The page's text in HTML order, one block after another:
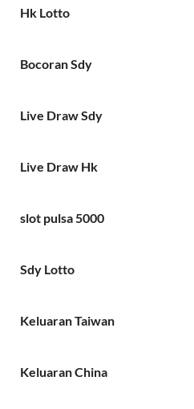
Hk Lotto
Bocoran Sdy
Live Draw Sdy
Live Draw Hk
slot pulsa 5000
Sdy Lotto
Keluaran Taiwan
Keluaran China